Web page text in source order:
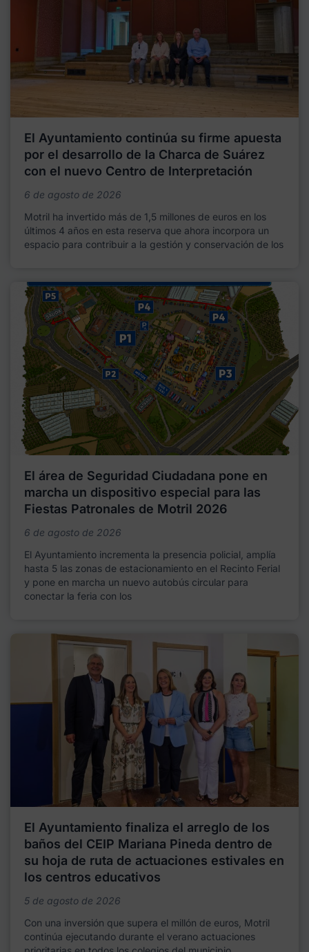
El Ayuntamiento continúa su firme apuesta
por el desarrollo de la Charca de Suárez
con el nuevo Centro de Interpretación
6 de agosto de 2026
Motril ha invertido más de 1,5 millones de euros en los
últimos 4 años en esta reserva que ahora incorpora un
espacio para contribuir a la gestión y conservación de los
El área de Seguridad Ciudadana pone en
marcha un dispositivo especial para las
Fiestas Patronales de Motril 2026
6 de agosto de 2026
El Ayuntamiento incrementa la presencia policial, amplía
hasta 5 las zonas de estacionamiento en el Recinto Ferial
y pone en marcha un nuevo autobús circular para
conectar la feria con los
El Ayuntamiento finaliza el arreglo de los
baños del CEIP Mariana Pineda dentro de
su hoja de ruta de actuaciones estivales en
los centros educativos
5 de agosto de 2026
Con una inversión que supera el millón de euros, Motril
continúa ejecutando durante el verano actuaciones